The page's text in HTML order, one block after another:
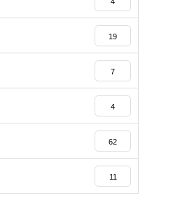
19
7
4
62
11